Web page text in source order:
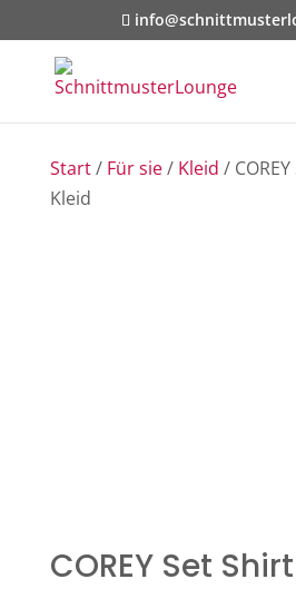
Start/ Für sie/ Kleid /
Kleid
COREY Set